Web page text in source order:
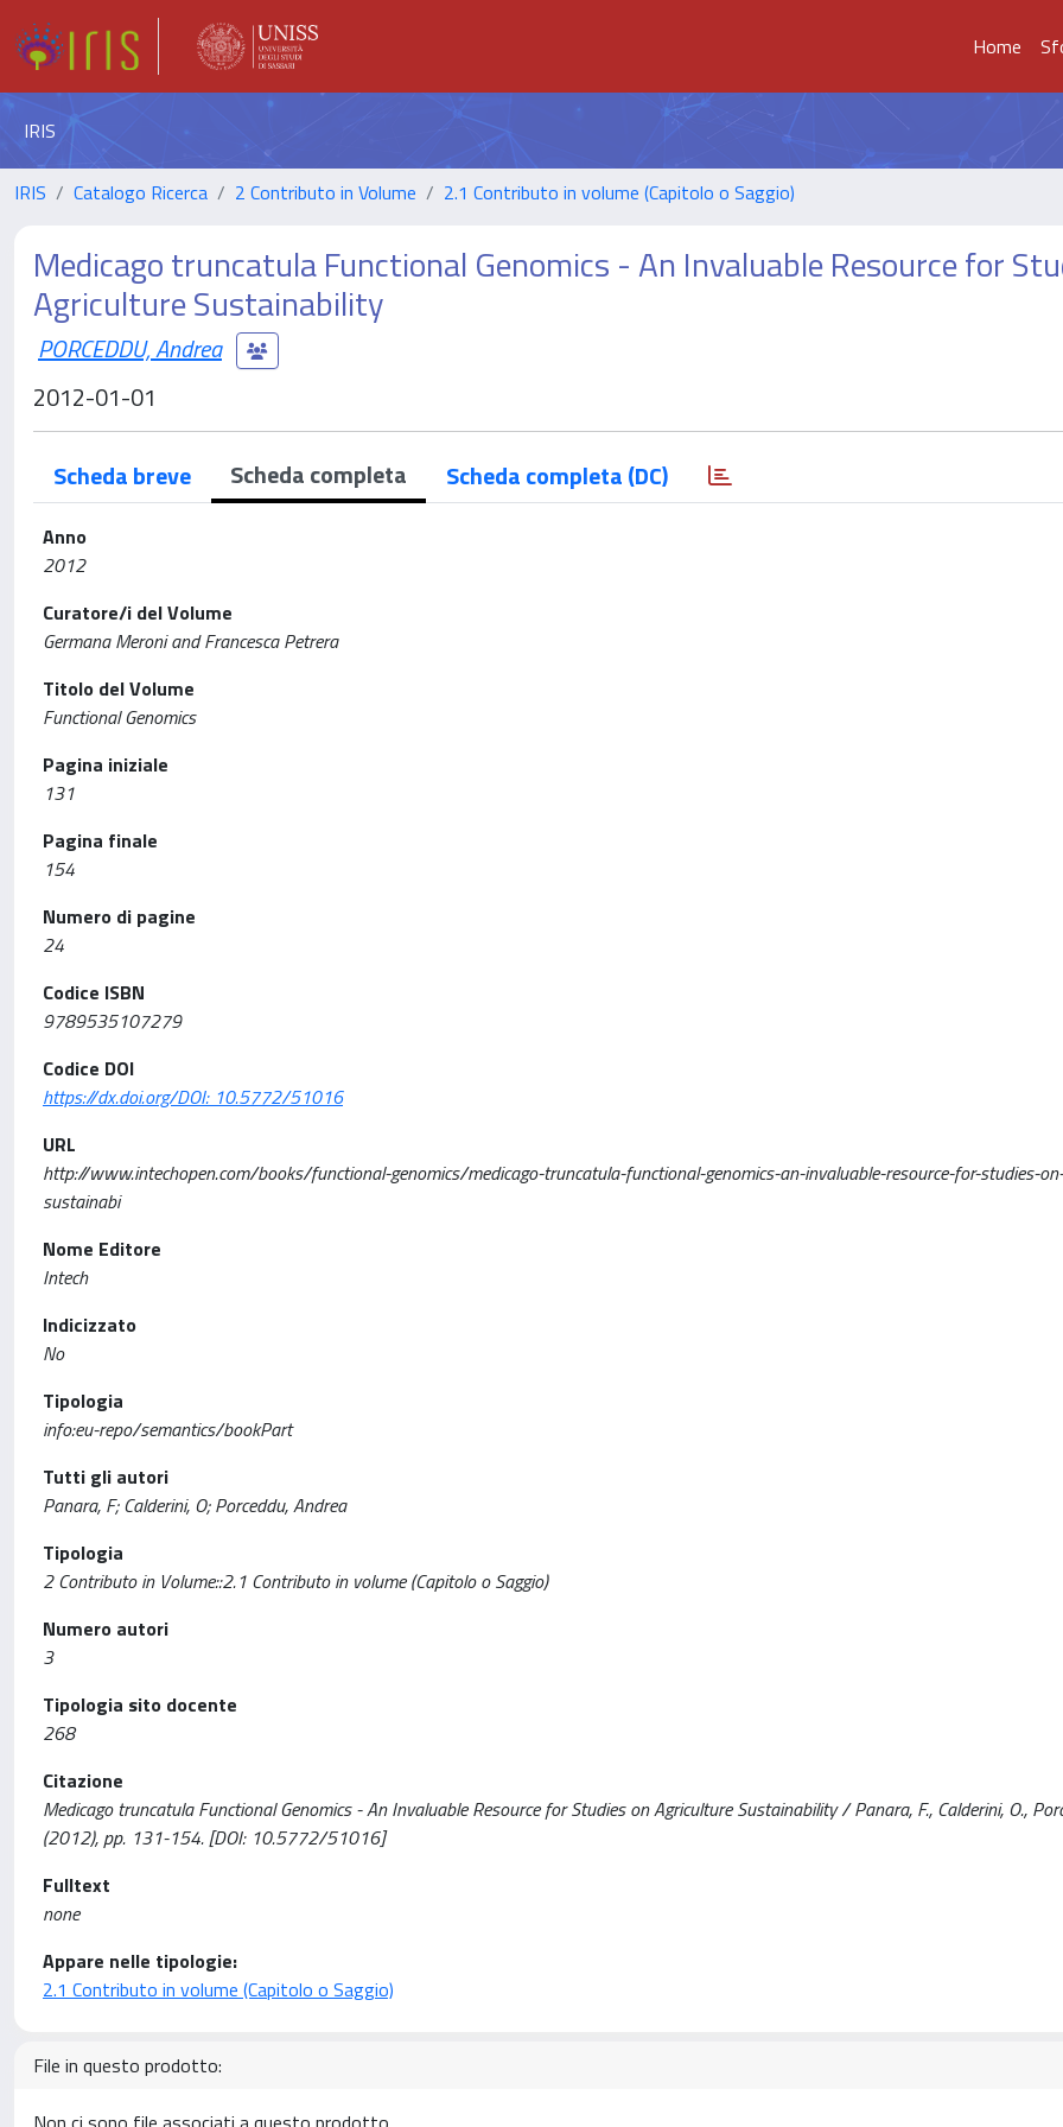
Home
IRIS
IRIS Catalogo Ricerca 2 Contributo in Volume 2.1 Contributo in volume (Capitolo o Saggio)
Medicago truncatula Functional Genomics - An Invaluable Resource for
Agriculture Sustainability
PORCEDDU, Andrea
2012-01-01
Scheda breve Scheda completa Scheda completa (DC)
Anno
2012
Curatore/i del Volume
Germana Meroni and Francesca Petrera
Titolo del Volume
Functional Genomics
Pagina iniziale
131
Pagina finale
154
Numero di pagine
24
Codice ISBN
9789535107279
Codice DOI
https://dx.doi.org/DOI: 10.5772/51016
URL
http://www.intechopen.com/books/functional-genomics/medicago-truncatula-functional-genomics-an-invaluable-resource-for-studies-
sustainabi
Nome Editore
Intech
Indicizzato
No
Tipologia
info:eu-repo/semantics/bookPart
Tutti gli autori
Panara, F; Calderini, O; Porceddu, Andrea
Tipologia
2 Contributo in Volume::2.1 Contributo in volume (Capitolo o Saggio)
Numero autori
3
Tipologia sito docente
268
Citazione
Medicago truncatula Functional Genomics - An Invaluable Resource for Studies on Agriculture Sustainability / Panara, F., Calderini, O.,
(2012), pp. 131-154. [DOI: 10.5772/51016]
Fulltext
none
Appare nelle tipologie:
2.1 Contributo in volume (Capitolo o Saggio)
File in questo prodotto: